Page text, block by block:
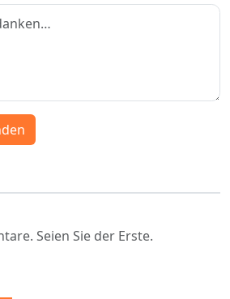
Seien Sie der Erste.